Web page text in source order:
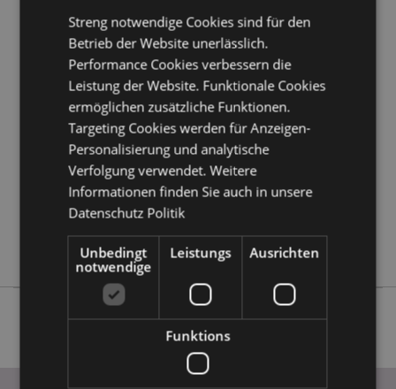
Kundeninformationen.
Produktattribute
Information
Höhe 6.5cm Breite 6cm
5055071625404
96
0.126000
Keine
Keine
Keine
Streng notwendige Cookies sind für den
Betrieb der Website unerlässlich.
Performance Cookies verbessern die
Leistung der Website. Funktionale Cookies
ermöglichen zusätzliche Funktionen.
Targeting Cookies werden für Anzeigen-
Personalisierung und analytische
Verfolgung verwendet. Weitere
Informationen finden Sie auch in unsere
Datenschutz Politik
Unbedingt
notwendige
Leistungs Ausrichten
Funktions